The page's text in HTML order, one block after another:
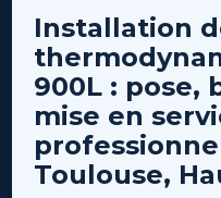
Installation
900L : pose,
mise en
Toulouse,